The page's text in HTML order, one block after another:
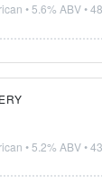
• 5.6% ABV •
• 5.2% ABV •